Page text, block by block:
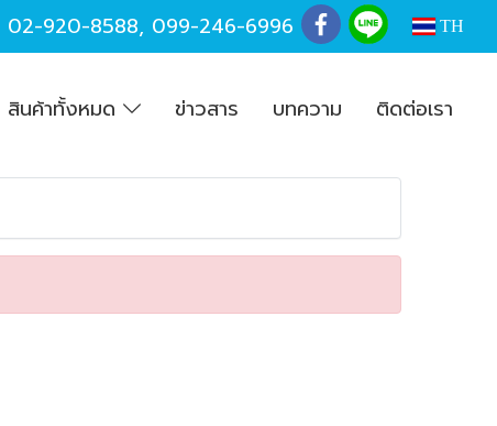
02-920-8588, 099-246-6996 TH
สินค้าทั้งหมด ข่าวสาร บทความ ติดต่อเรา